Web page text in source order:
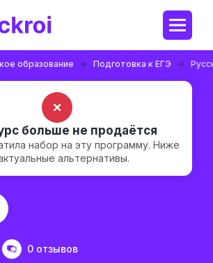
образование Подготовка к ЕГЭ
✗
больше не продаётся
набор на эту программу. Ниже
альтернативы.
0 отзывов